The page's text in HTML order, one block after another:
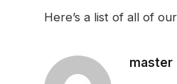
Here’s a list of all of
master